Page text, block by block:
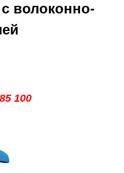
волоконно-
100